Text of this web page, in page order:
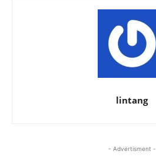
lintang
- Advertisment -